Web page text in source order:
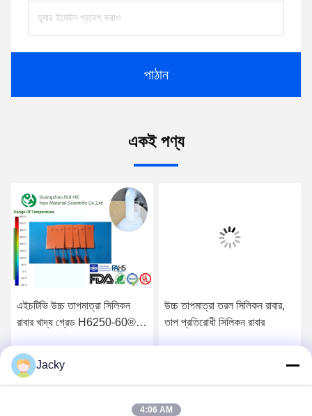
পাঠান
একই পণ্য
এইচটিভি উচ্চ তাপমাত্রা সিলিকন
রাবার খাদ্য গ্রেড H6250-60®
উচ্চ তাপমাত্রা তরল সিলিকন রাবার,
তাপ প্রতিরোধী সিলিকন রাবার
Jacky
4:06 AM